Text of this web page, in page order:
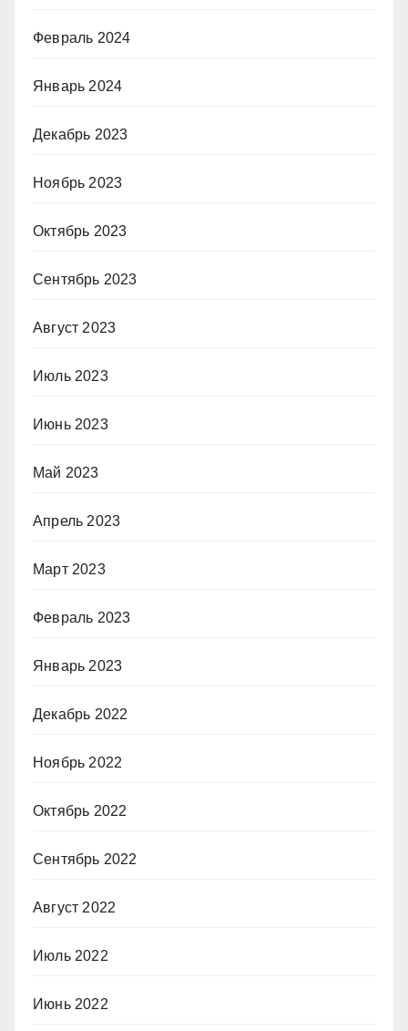
Февраль 2024
Январь 2024
Декабрь 2023
Ноябрь 2023
Октябрь 2023
Сентябрь 2023
Август 2023
Июль 2023
Июнь 2023
Май 2023
Апрель 2023
Март 2023
Февраль 2023
Январь 2023
Декабрь 2022
Ноябрь 2022
Октябрь 2022
Сентябрь 2022
Август 2022
Июль 2022
Июнь 2022